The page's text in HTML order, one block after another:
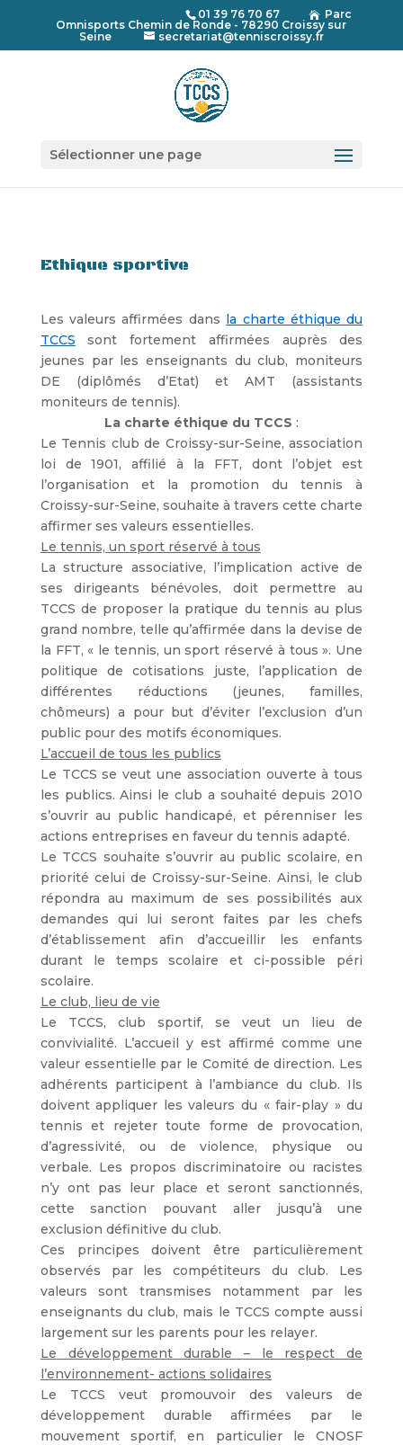
01 39 76 70 67  Parc
Omnisports Chemin de Ronde - 78290 Croissy sur
Seine
secretariat@tenniscroissy.fr
Sélectionner une page
Ethique sportive
Les valeurs affirmées dans la charte éthique du
TCCS sont fortement affirmées auprès des
jeunes par les enseignants du club, moniteurs
DE (diplômés d’Etat) et AMT (assistants
moniteurs de tennis).
La charte éthique du TCCS :
Le Tennis club de Croissy-sur-Seine, association
loi de 1901, affilié à la FFT, dont l’objet est
l’organisation et la promotion du tennis à
Croissy-sur-Seine, souhaite à travers cette charte
affirmer ses valeurs essentielles.
Le tennis, un sport réservé à tous
La structure associative, l’implication active de
ses dirigeants bénévoles, doit permettre au
TCCS de proposer la pratique du tennis au plus
grand nombre, telle qu’affirmée dans la devise de
la FFT, « le tennis, un sport réservé à tous ». Une
politique de cotisations juste, l’application de
différentes réductions (jeunes, familles,
chômeurs) a pour but d’éviter l’exclusion d’un
public pour des motifs économiques.
L’accueil de tous les publics
Le TCCS se veut une association ouverte à tous
les publics. Ainsi le club a souhaité depuis 2010
s’ouvrir au public handicapé, et pérenniser les
actions entreprises en faveur du tennis adapté.
Le TCCS souhaite s’ouvrir au public scolaire, en
priorité celui de Croissy-sur-Seine. Ainsi, le club
répondra au maximum de ses possibilités aux
demandes qui lui seront faites par les chefs
d’établissement afin d’accueillir les enfants
durant le temps scolaire et ci-possible péri
scolaire.
Le club, lieu de vie
Le TCCS, club sportif, se veut un lieu de
convivialité. L’accueil y est affirmé comme une
valeur essentielle par le Comité de direction. Les
adhérents participent à l’ambiance du club. Ils
doivent appliquer les valeurs du « fair-play » du
tennis et rejeter toute forme de provocation,
d’agressivité, ou de violence, physique ou
verbale. Les propos discriminatoire ou racistes
n’y ont pas leur place et seront sanctionnés,
cette sanction pouvant aller jusqu’à une
exclusion définitive du club.
Ces principes doivent être particulièrement
observés par les compétiteurs du club. Les
valeurs sont transmises notamment par les
enseignants du club, mais le TCCS compte aussi
largement sur les parents pour les relayer.
Le développement durable – le respect de
l’environnement- actions solidaires
Le TCCS veut promouvoir des valeurs de
développement durable affirmées par le
mouvement sportif, en particulier le CNOSF